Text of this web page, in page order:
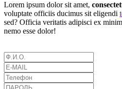
Lorem ipsum dolor sit amet,
voluptate officiis ducimus sit eligendi
sed? Officia veritatis adipisci ex
nemo esse dolor!